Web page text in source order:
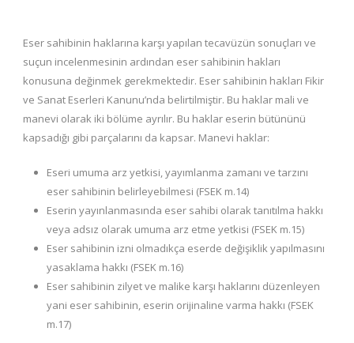
Eser sahibinin haklarına karşı yapılan tecavüzün sonuçları ve
suçun incelenmesinin ardından eser sahibinin hakları
konusuna değinmek gerekmektedir. Eser sahibinin hakları Fikir
ve Sanat Eserleri Kanunu’nda belirtilmiştir. Bu haklar mali ve
manevi olarak iki bölüme ayrılır. Bu haklar eserin bütününü
kapsadığı gibi parçalarını da kapsar. Manevi haklar:
Eseri umuma arz yetkisi, yayımlanma zamanı ve tarzını
eser sahibinin belirleyebilmesi (FSEK m.14)
Eserin yayınlanmasında eser sahibi olarak tanıtılma hakkı
veya adsız olarak umuma arz etme yetkisi (FSEK m.15)
Eser sahibinin izni olmadıkça eserde değişiklik yapılmasını
yasaklama hakkı (FSEK m.16)
Eser sahibinin zilyet ve malike karşı haklarını düzenleyen
yani eser sahibinin, eserin orijinaline varma hakkı (FSEK
m.17)